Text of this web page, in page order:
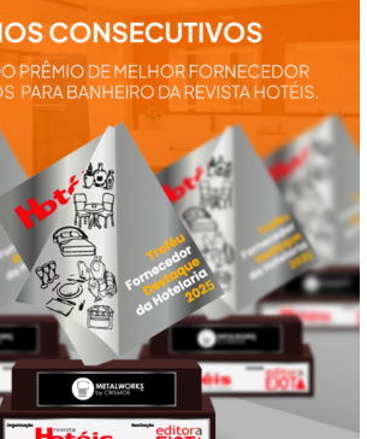
utilização de
produtos:
manuais,
vídeos,
catálogos e
tudo mais que
precisa.